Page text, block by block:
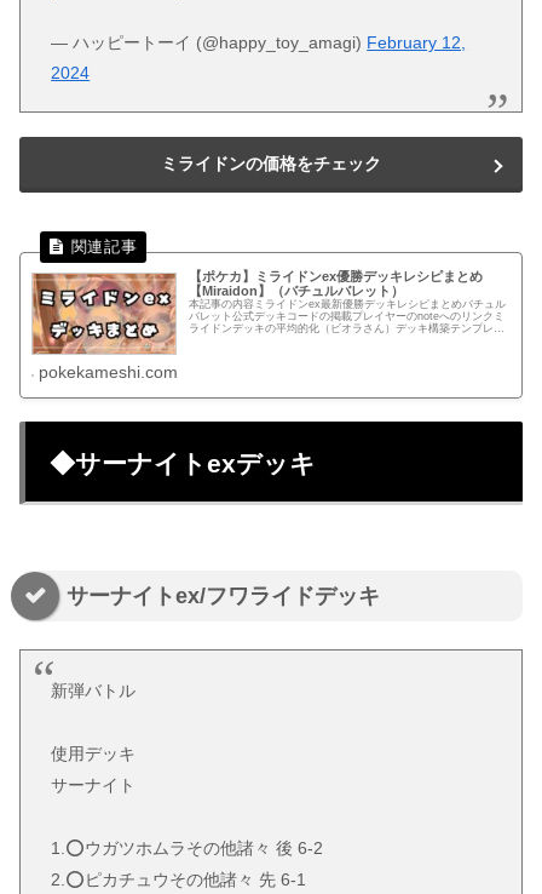
— ハッピートーイ (@happy_toy_amagi) February 12,
2024
ミライドンの価格をチェック
【ポケカ】ミライドンex優勝デッキレシピまとめ
【Miraidon】（バチュルバレット）
本記事の内容ミライドンex最新優勝デッキレシピまとめバチュル
バレット公式デッキコードの掲載プレイヤーのnoteへのリンクミ
ライドンデッキの平均的化（ビオラさん）デッキ構築テンプレー
pokekameshi.com
◆サーナイトexデッキ
サーナイトex/フワライドデッキ
新弾バトル
使用デッキ
サーナイト
1.️⭕️ウガツホムラその他諸々 後 6-2
2.️⭕️ピカチュウその他諸々 先 6-1